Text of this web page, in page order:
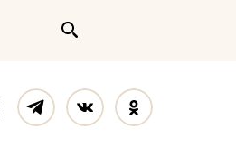
ТелеграмВконтакте